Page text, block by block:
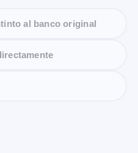
al banco original